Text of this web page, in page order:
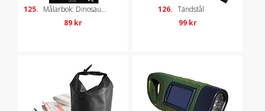
125. Målarbok: Dinosaurier och andra urtidsdjur
89 kr
126. Tändstål
99 kr